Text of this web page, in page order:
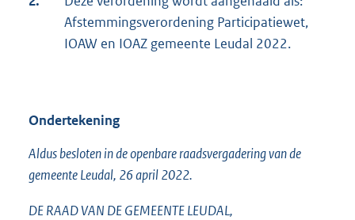
Afstemmingsverordening Participatiewet,
IOAW en IOAZ gemeente Leudal 2022.
Ondertekening
Aldus besloten in de openbare raadsvergadering van de
gemeente Leudal, 26 april 2022.
DE RAAD VAN DE GEMEENTE LEUDAL,